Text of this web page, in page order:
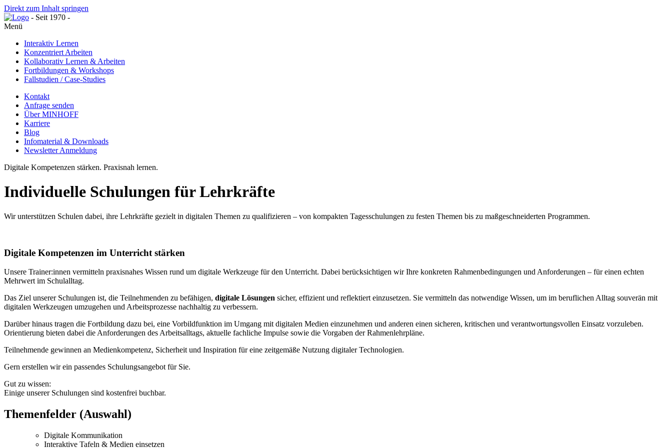
Direkt zum Inhalt springen
- Seit 1970 -
Menü
Interaktiv Lernen
Konzentriert Arbeiten
Kollaborativ Lernen & Arbeiten
Fortbildungen & Workshops
Fallstudien / Case-Studies
Kontakt
Anfrage senden
Über MINHOFF
Karriere
Blog
Infomaterial & Downloads
Newsletter Anmeldung
Digitale Kompetenzen stärken. Praxisnah lernen.
Individuelle Schulungen für Lehrkräfte
Wir unterstützen Schulen dabei, ihre Lehrkräfte gezielt in digitalen Themen zu qualifizieren – von kompakten Tagesschulungen zu festen Themen bis zu maßgeschneiderten Programmen.
Digitale Kompetenzen im Unterricht stärken
Unsere Trainer:innen vermitteln praxisnahes Wissen rund um digitale Werkzeuge für den Unterricht. Dabei berücksichtigen wir Ihre konkreten Rahmenbedingungen und Anforderungen – für einen echten
Mehrwert im Schulalltag.
Das Ziel unserer Schulungen ist, die Teilnehmenden zu befähigen, digitale Lösungen sicher, effizient und reflektiert einzusetzen. Sie vermitteln das notwendige Wissen, um im beruflichen Alltag souverän mit
digitalen Werkzeugen umzugehen und Arbeitsprozesse nachhaltig zu verbessern.
Darüber hinaus tragen die Fortbildung dazu bei, eine Vorbildfunktion im Umgang mit digitalen Medien einzunehmen und anderen einen sicheren, kritischen und verantwortungsvollen Einsatz vorzuleben.
Orientierung bieten dabei die Anforderungen des Arbeitsalltags, aktuelle fachliche Impulse sowie die Vorgaben der Rahmenlehrpläne.
Teilnehmende gewinnen an Medienkompetenz, Sicherheit und Inspiration für eine zeitgemäße Nutzung digitaler Technologien.
Gern erstellen wir ein passendes Schulungsangebot für Sie.
Gut zu wissen:
Einige unserer Schulungen sind kostenfrei buchbar.
Themenfelder (Auswahl)
Digitale Kommunikation
Interaktive Tafeln & Medien einsetzen